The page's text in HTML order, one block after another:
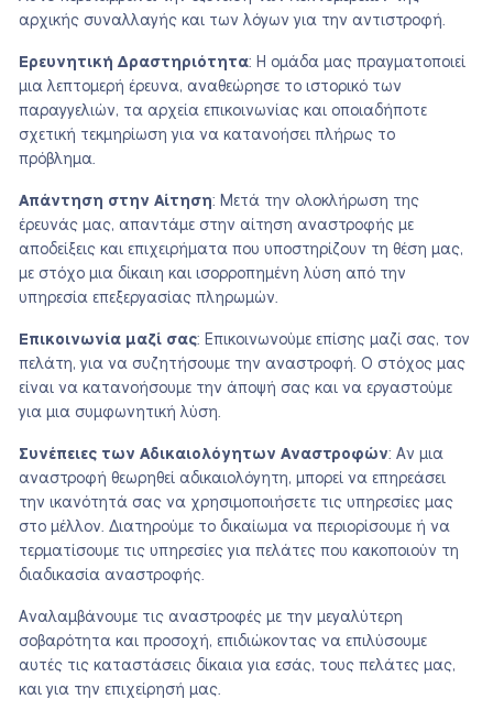
αρχικής συναλλαγής και των λόγων για την αντιστροφή.
Ερευνητική Δραστηριότητα: Η ομάδα μας πραγματοποιεί
μια λεπτομερή έρευνα, αναθεώρησε το ιστορικό των
παραγγελιών, τα αρχεία επικοινωνίας και οποιαδήποτε
σχετική τεκμηρίωση για να κατανοήσει πλήρως το
πρόβλημα.
Απάντηση στην Αίτηση: Μετά την ολοκλήρωση της
έρευνάς μας, απαντάμε στην αίτηση αναστροφής με
αποδείξεις και επιχειρήματα που υποστηρίζουν τη θέση μας,
με στόχο μια δίκαιη και ισορροπημένη λύση από την
υπηρεσία επεξεργασίας πληρωμών.
Επικοινωνία μαζί σας: Επικοινωνούμε επίσης μαζί σας, τον
πελάτη, για να συζητήσουμε την αναστροφή. Ο στόχος μας
είναι να κατανοήσουμε την άποψή σας και να εργαστούμε
για μια συμφωνητική λύση.
Συνέπειες των Αδικαιολόγητων Αναστροφών: Αν μια
αναστροφή θεωρηθεί αδικαιολόγητη, μπορεί να επηρεάσει
την ικανότητά σας να χρησιμοποιήσετε τις υπηρεσίες μας
στο μέλλον. Διατηρούμε το δικαίωμα να περιορίσουμε ή να
τερματίσουμε τις υπηρεσίες για πελάτες που κακοποιούν τη
διαδικασία αναστροφής.
Αναλαμβάνουμε τις αναστροφές με την μεγαλύτερη
σοβαρότητα και προσοχή, επιδιώκοντας να επιλύσουμε
αυτές τις καταστάσεις δίκαια για εσάς, τους πελάτες μας,
και για την επιχείρησή μας.